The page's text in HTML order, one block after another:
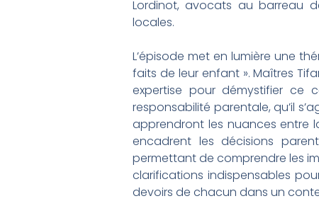
Lordinot, avocats au barreau
locales.
L’épisode met en lumière une
faits de leur enfant ». Maîtres
expertise pour démystifier ce
responsabilité parentale, qu’il
apprendront les nuances entre
encadrent les décisions
permettant de comprendre les
clarifications indispensables
devoirs de chacun dans un